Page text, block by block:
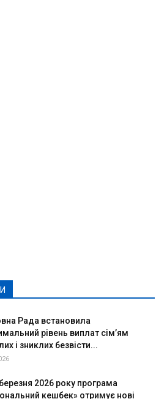
Рада встановила
рівень виплат сім’ям
і зниклих безвісти...
2026 року програма
кешбек» отримує нові